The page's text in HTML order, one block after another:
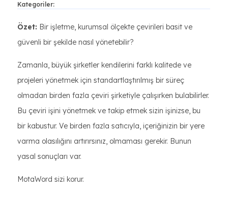
Kategoriler:
Özet: Bir işletme, kurumsal ölçekte çevirileri basit ve
güvenli bir şekilde nasıl yönetebilir?
Zamanla, büyük şirketler kendilerini farklı kalitede ve
projeleri yönetmek için standartlaştırılmış bir süreç
olmadan birden fazla çeviri şirketiyle çalışırken bulabilirler.
Bu çeviri işini yönetmek ve takip etmek sizin işinizse, bu
bir kabustur. Ve birden fazla satıcıyla, içeriğinizin bir yere
varma olasılığını artırırsınız, olmaması gerekir. Bunun
yasal sonuçları var.
MotaWord sizi korur.